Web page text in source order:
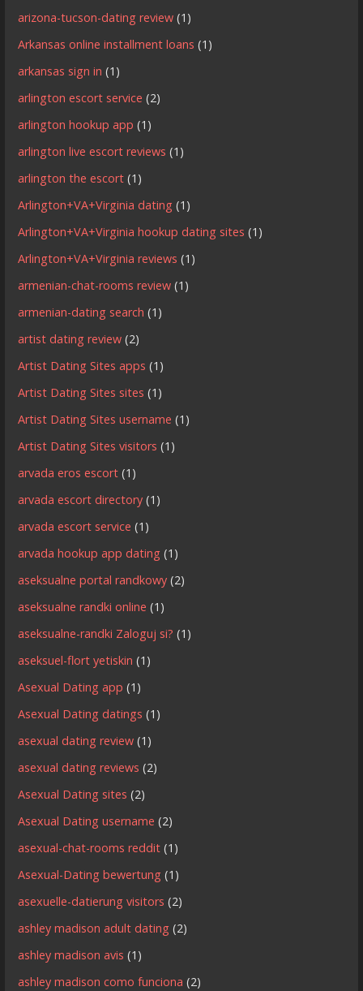
arizona-tucson-dating review (1)
Arkansas online installment loans (1)
arkansas sign in (1)
arlington escort service (2)
arlington hookup app (1)
arlington live escort reviews (1)
arlington the escort (1)
Arlington+VA+Virginia dating (1)
Arlington+VA+Virginia hookup dating sites (1)
Arlington+VA+Virginia reviews (1)
armenian-chat-rooms review (1)
armenian-dating search (1)
artist dating review (2)
Artist Dating Sites apps (1)
Artist Dating Sites sites (1)
Artist Dating Sites username (1)
Artist Dating Sites visitors (1)
arvada eros escort (1)
arvada escort directory (1)
arvada escort service (1)
arvada hookup app dating (1)
aseksualne portal randkowy (2)
aseksualne randki online (1)
aseksualne-randki Zaloguj si? (1)
aseksuel-flort yetiskin (1)
Asexual Dating app (1)
Asexual Dating datings (1)
asexual dating review (1)
asexual dating reviews (2)
Asexual Dating sites (2)
Asexual Dating username (2)
asexual-chat-rooms reddit (1)
Asexual-Dating bewertung (1)
asexuelle-datierung visitors (2)
ashley madison adult dating (2)
ashley madison avis (1)
ashley madison como funciona (2)